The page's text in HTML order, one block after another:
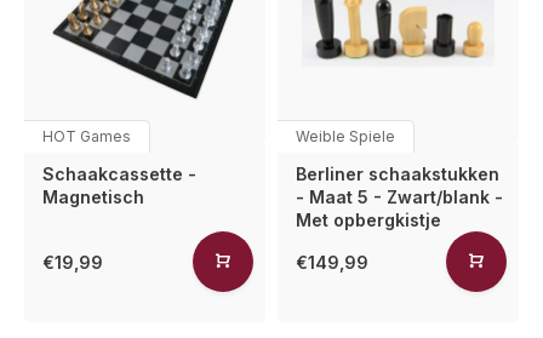
HOT Games
Schaakcassette -
Magnetisch
€19,99
Weible Spiele
Berliner schaakstukken
- Maat 5 - Zwart/blank -
Met opbergkistje
€149,99